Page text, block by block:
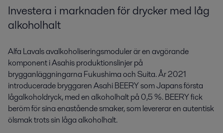
Investera i marknaden för drycker med låg
alkoholhalt
Alfa Lavals avalkoholiseringsmoduler är en avgörande
komponent i Asahis produktionslinjer på
brygganläggningarna Fukushima och Suita. År 2021
introducerade bryggaren Asahi BEERY som Japans första
lågalkoholdryck, med en alkoholhalt på 0,5 %. BEERY fick
beröm för sina enastående smaker, som levererar en autentisk
ölsmak trots sin låga alkoholhalt.